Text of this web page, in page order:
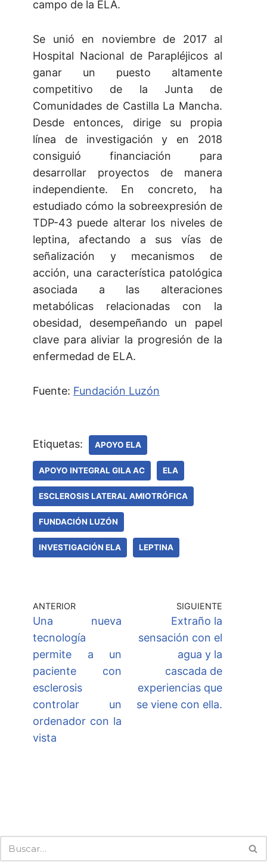
campo de la ELA.
Se unió en noviembre de 2017 al
Hospital Nacional de Parapléjicos al
ganar un puesto altamente
competitivo de la Junta de
Comunidades de Castilla La Mancha.
Desde entonces, dirige su propia
línea de investigación y en 2018
consiguió financiación para
desarrollar proyectos de manera
independiente. En concreto, ha
estudiado cómo la sobreexpresión de
TDP-43 puede alterar los niveles de
leptina, afectando a sus vías de
señalización y mecanismos de
acción, una característica patológica
asociada a las alteraciones
metabólicas relacionadas con la
obesidad, desempeñando un papel
clave para aliviar la progresión de la
enfermedad de ELA.
Fuente: Fundación Luzón
Etiquetas: APOYO ELA
APOYO INTEGRAL GILA AC ELA
ESCLEROSIS LATERAL AMIOTRÓFICA
FUNDACIÓN LUZÓN
INVESTIGACIÓN ELA LEPTINA
ANTERIOR
Una nueva
tecnología
permite a un
paciente con
esclerosis
controlar un
ordenador con la
vista
SIGUIENTE
Extraño la
sensación con el
agua y la
cascada de
experiencias que
se viene con ella.